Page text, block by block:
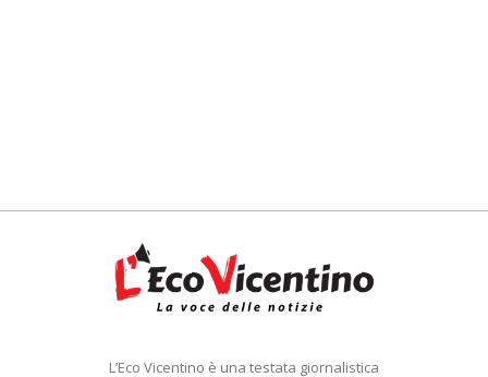
L’Eco Vicentino è una testata giornalistica